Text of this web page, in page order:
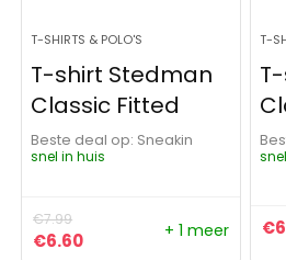
T-SHIRTS & POLO'S
T-shirt Stedman
Classic Fitted
Beste deal op:
Sneakin
snel in huis
€7.99
Oorspronkelijke prijs was:
€6.60Huidige prijs is: €6.60.
+ 1 meer
T-
€